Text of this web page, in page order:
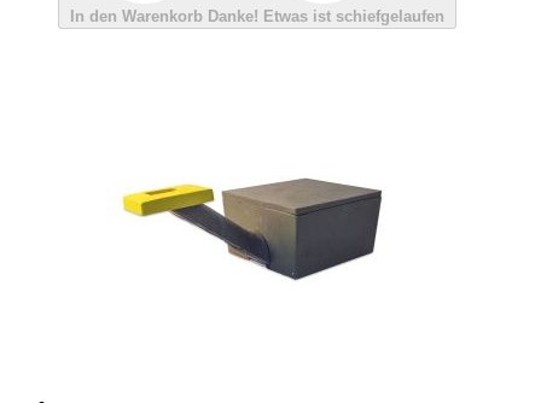
In den Warenkorb Danke! Etwas ist schiefgelaufen